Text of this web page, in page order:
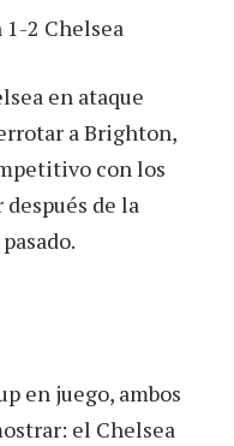
2 Chelsea
en ataque
a Brighton,
con los
de la
en juego, ambos
el Chelsea